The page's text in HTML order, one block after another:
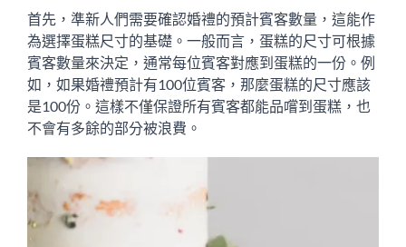
首先，準新人們需要確認婚禮的預計賓客數量，這能作
為選擇蛋糕尺寸的基礎。一般而言，蛋糕的尺寸可根據
賓客數量來決定，通常每位賓客對應到蛋糕的一份。例
如，如果婚禮預計有100位賓客，那麼蛋糕的尺寸應該
是100份。這樣不僅保證所有賓客都能品嚐到蛋糕，也
不會有多餘的部分被浪費。